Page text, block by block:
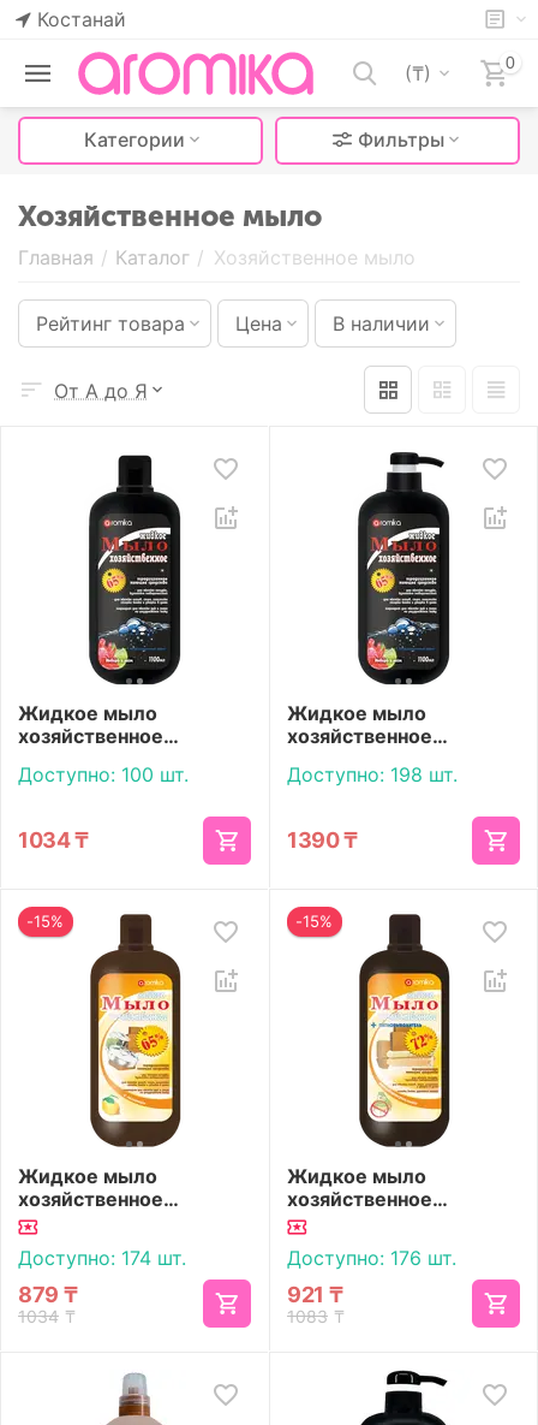
Костанай
(₸) 0
Категории Фильтры
Хозяйственное мыло
Главная / Каталог / Хозяйственное мыло
Рейтинг товара Цена В наличии
От А до Я
Жидкое мыло
хозяйственное
и лайм 1100 мл
Доступно: 100 шт.
1034₸
Жидкое мыло
хозяйственное
и лайм с дозатором
Доступно: 198 шт.
1390₸
-15%
Жидкое мыло
хозяйственное
«Aromika» 65% Лимон
1100 мл
Доступно: 174 шт.
1034 ₸
879 ₸
-15%
Жидкое мыло
хозяйственное
«Aromika» 72%
Антибактериальное
1100 мл
Доступно: 176 шт.
1083 ₸
921 ₸